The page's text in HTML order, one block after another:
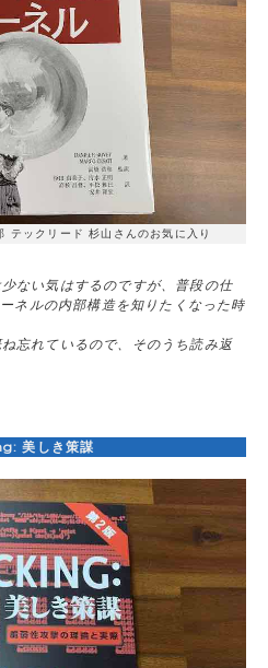
テックリード 杉山さんのお気に入り
ない気はするのですが、普段の仕
ネルの内部構造を知りたくなった時
忘れているので、そのうち読み返
美しき策謀